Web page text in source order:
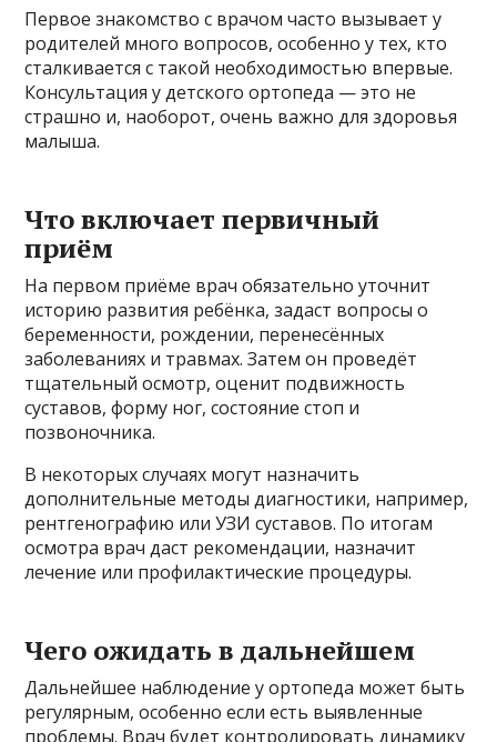
Первое знакомство с врачом часто вызывает у
родителей много вопросов, особенно у тех, кто
сталкивается с такой необходимостью впервые.
Консультация у детского ортопеда — это не
страшно и, наоборот, очень важно для здоровья
малыша.
Что включает первичный
приём
На первом приёме врач обязательно уточнит
историю развития ребёнка, задаст вопросы о
беременности, рождении, перенесённых
заболеваниях и травмах. Затем он проведёт
тщательный осмотр, оценит подвижность
суставов, форму ног, состояние стоп и
позвоночника.
В некоторых случаях могут назначить
дополнительные методы диагностики, например,
рентгенографию или УЗИ суставов. По итогам
осмотра врач даст рекомендации, назначит
лечение или профилактические процедуры.
Чего ожидать в дальнейшем
Дальнейшее наблюдение у ортопеда может быть
регулярным, особенно если есть выявленные
проблемы. Врач будет контролировать динамику